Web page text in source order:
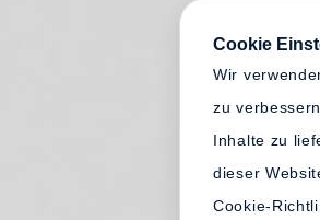
Cookie
Wir
zu
Inhalte zu
dieser
Cookie-